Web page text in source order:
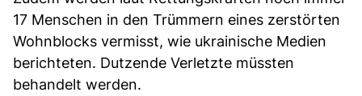
17 Menschen in den Trümmern eines zerstörten
Wohnblocks vermisst, wie ukrainische Medien
berichteten. Dutzende Verletzte müssten
behandelt werden.